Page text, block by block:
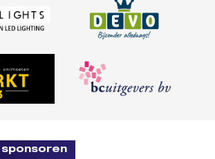
sponsoren